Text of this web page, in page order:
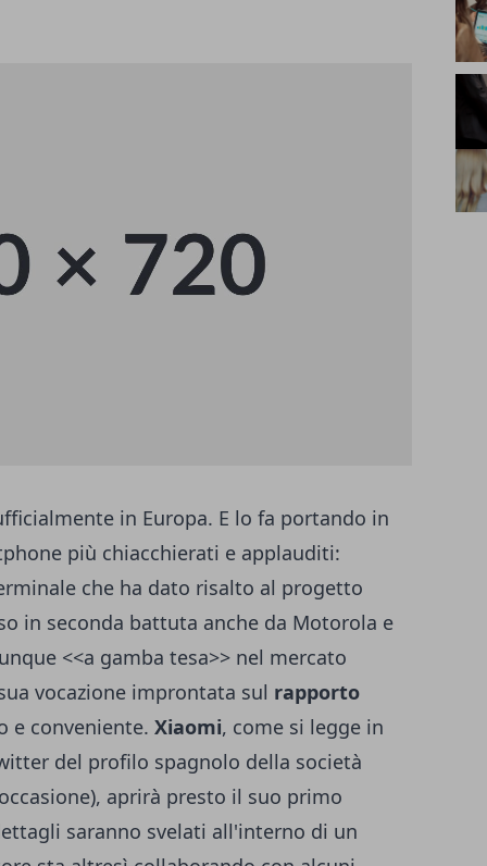
in Europa. E lo fa portando in
più chiacchierati e applauditi:
che ha dato risalto al progetto
in seconda battuta anche da Motorola e
<<a gamba tesa>> nel mercato
vocazione improntata sul rapporto
e conveniente. Xiaomi, come si legge in
del profilo spagnolo della società
aprirà presto il suo primo
saranno svelati all'interno di un